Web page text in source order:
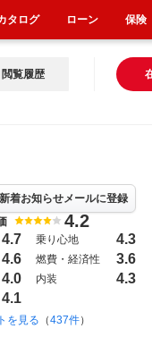
閲覧履歴
新着お知らせメールに登録
（8）
4.2
4.7 乗り心地 4.3
4.6 燃費・経済性 3.6
4.0 内装 4.3
4.1
を見る （437件）
タログ ローン 保険